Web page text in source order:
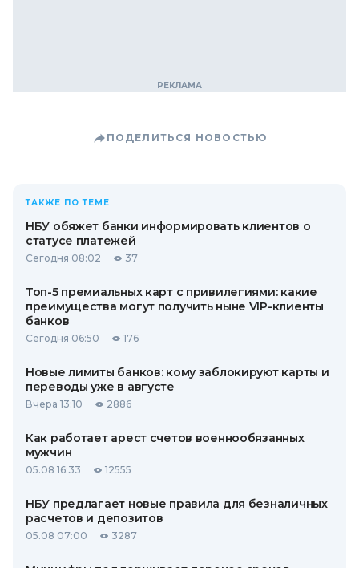
ПОДЕЛИТЬСЯ НОВОСТЬЮ
ТАКЖЕ ПО ТЕМЕ
НБУ обяжет банки информировать клиентов о
статусе платежей
Сегодня 08:02 37
Топ-5 премиальных карт с привилегиями: какие
преимущества могут получить ныне VIP-клиенты
банков
Сегодня 06:50 176
Новые лимиты банков: кому заблокируют карты и
переводы уже в августе
Вчера 13:10 2886
Как работает арест счетов военнообязанных
мужчин
05.08 16:33 12555
НБУ предлагает новые правила для безналичных
расчетов и депозитов
05.08 07:00 3287